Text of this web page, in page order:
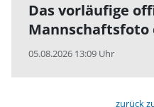
Das vorläufige
Mannschaftsfoto
05.08.2026 13:09 Uhr
zurück